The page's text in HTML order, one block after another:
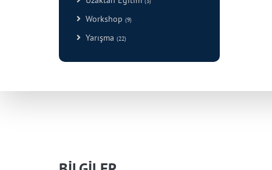
Workshop (9)
Yarışma (22)